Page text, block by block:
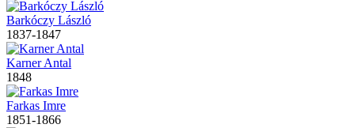
Barkóczy László
1837-1847
Karner Antal
1848
Farkas Imre
1851-1866